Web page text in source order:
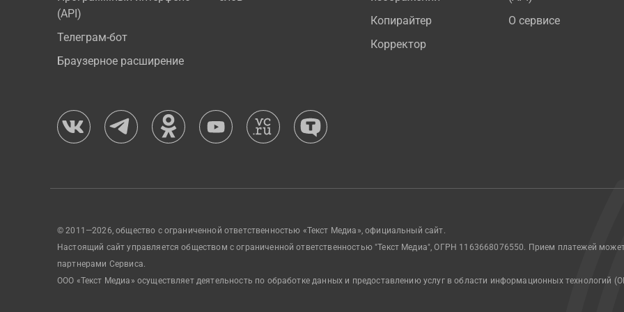
(API)
Телеграм-бот
Браузерное расширение
Копирайтер
Корректор
О сервисе
© 2011—2026, общество с ограниченной ответственностью «Текст Медиа», официальный сайт.
Настоящий сайт управляется обществом с ограниченной ответственностью "Текст Медиа", ОГРН 1163668076550. Прием платежей
партнерами Сервиса.
ООО «Текст Медиа» осуществляет деятельность по обработке данных и предоставлению услуг в области информационных технологий